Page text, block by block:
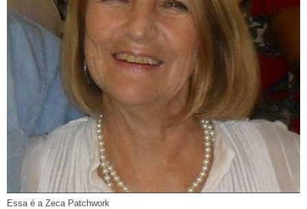
Essa é a Zeca Patchwork